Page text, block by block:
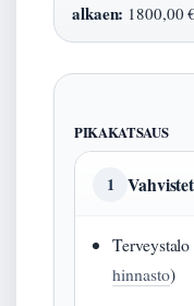
alkaen: 1800,00
PIKAKATSAUS
1
hinnasto)